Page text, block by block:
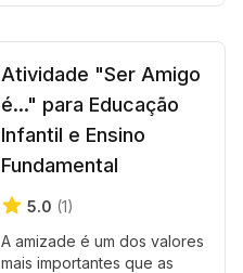
Atividade "Ser Amigo
é..." para Educação
Infantil e Ensino
Fundamental
5.0 (1)
A amizade é um dos valores
mais importantes que as